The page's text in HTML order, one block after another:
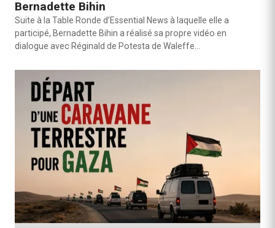
Bernadette Bihin
Suite à la Table Ronde d’Essential News à laquelle elle a
participé, Bernadette Bihin a réalisé sa propre vidéo en
dialogue avec Réginald de Potesta de Waleffe…